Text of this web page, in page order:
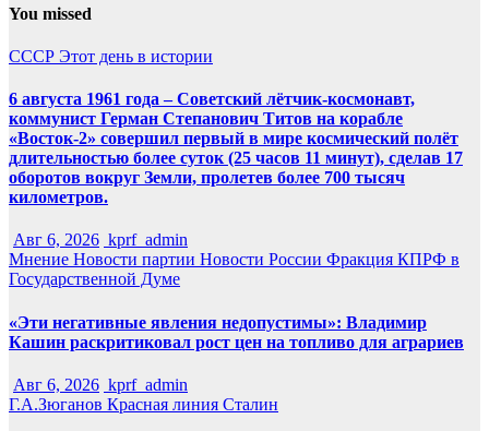
You missed
СССР Этот день в истории
6 августа 1961 года – Советский лётчик-космонавт,
коммунист Герман Степанович Титов на корабле
«Восток-2» совершил первый в мире космический полёт
длительностью более суток (25 часов 11 минут), сделав 17
оборотов вокруг Земли, пролетев более 700 тысяч
километров.
Авг 6, 2026 kprf_admin
Мнение Новости партии Новости России Фракция КПРФ в
Государственной Думе
«Эти негативные явления недопустимы»: Владимир
Кашин раскритиковал рост цен на топливо для аграриев
Авг 6, 2026 kprf_admin
Г.А.Зюганов Красная линия Сталин